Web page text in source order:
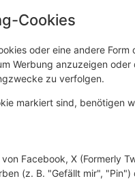
Cookies
oder eine andere
Werbung anzuzeigen
zu verfolgen.
markiert sind, benötigen
Facebook, X (Formerly
(z. B. "Gefällt mir",